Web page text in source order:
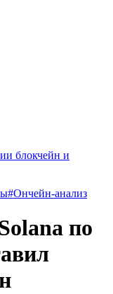
блокчейн и
#Ончейн-анализ
по